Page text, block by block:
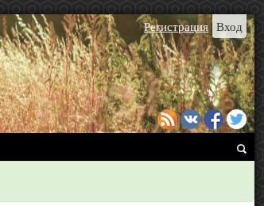
Вход
Регистрация